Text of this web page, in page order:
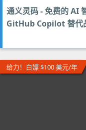
通义灵码 - 免费的 AI
GitHub Copilot 替代
给力！白嫖 $100 美元/年